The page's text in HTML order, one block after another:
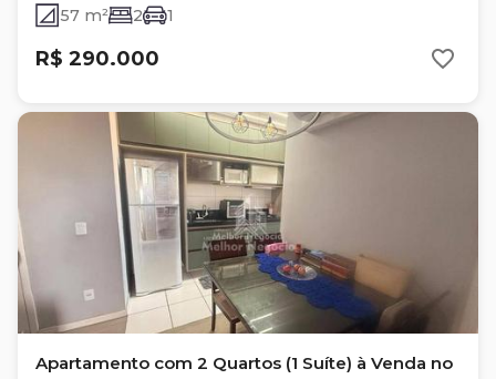
57 m² 2 1
R$ 290.000
Apartamento com 2 Quartos (1 Suíte) à Venda no